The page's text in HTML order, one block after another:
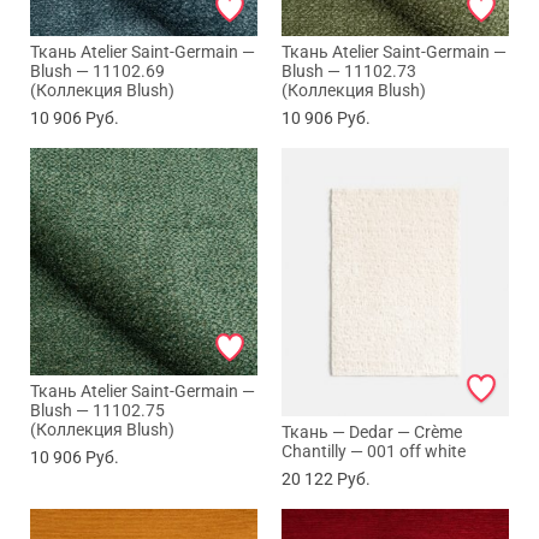
Ткань Atelier Saint-Germain —
Blush — 11102.69
(Коллекция Blush)
10 906 Руб.
Ткань Atelier Saint-Germain —
Blush — 11102.73
(Коллекция Blush)
10 906 Руб.
Ткань Atelier Saint-Germain —
Blush — 11102.75
(Коллекция Blush)
10 906 Руб.
Ткань — Dedar — Crème
Chantilly — 001 off white
20 122 Руб.